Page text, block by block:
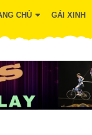
CHỦ GÁI XINH